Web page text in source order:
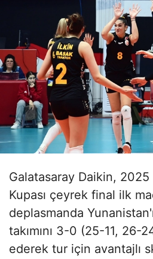
Galatasaray Daikin,
Kupası çeyrek final ilk
deplasmanda
takımını 3-0 (25-11, 26-
ederek tur için avantajlı